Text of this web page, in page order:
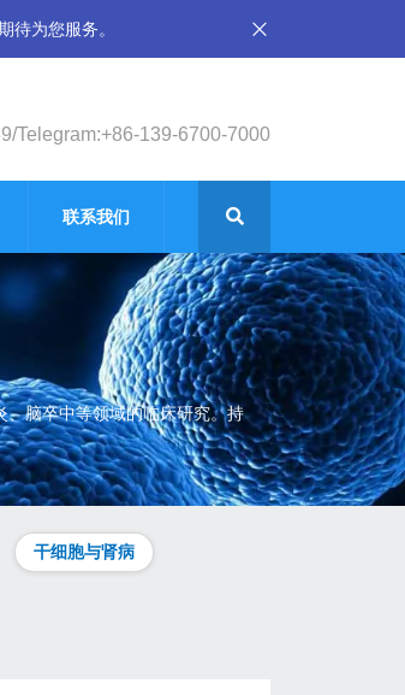
待为您服务。
Telegram:+86-139-6700-7000
联系我们
、脑卒中等领域的临床研究。持
干细胞与肾病